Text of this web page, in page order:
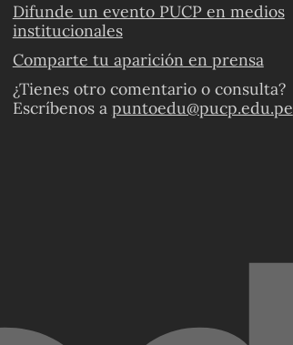
Difunde un evento PUCP en medios
institucionales
Comparte tu aparición en prensa
¿Tienes otro comentario o consulta?
Escríbenos a puntoedu@pucp.edu.pe